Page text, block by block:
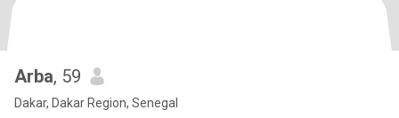
Arba, 59
Dakar, Dakar Region, Senegal